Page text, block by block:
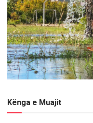
Kënga e Muajit